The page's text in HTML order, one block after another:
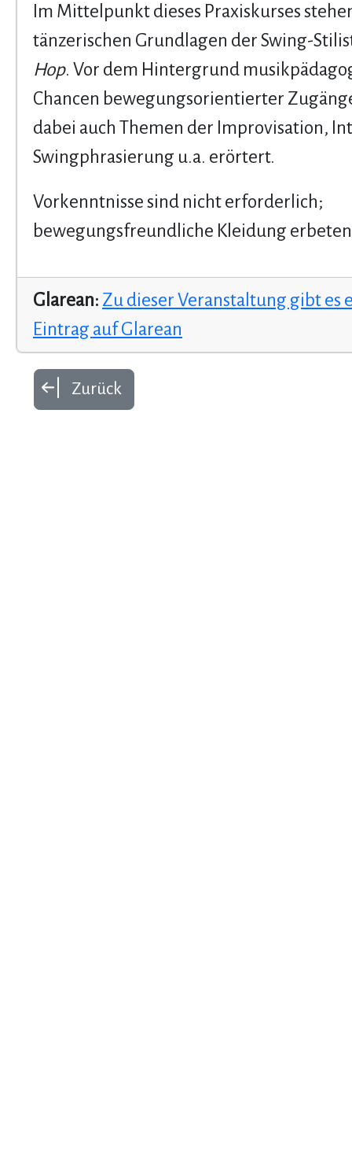
Im Mittelpunkt dieses Praxiskurses
tänzerischen Grundlagen der Swing-
Hop. Vor dem Hintergrund
Chancen bewegungsorientierter
dabei auch Themen der Improvisation,
Swingphrasierung u.a. erörtert.
Vorkenntnisse sind nicht erforderlich;
bewegungsfreundliche Kleidung
Glarean: Zu dieser Veranstaltung gibt es
Eintrag auf Glarean